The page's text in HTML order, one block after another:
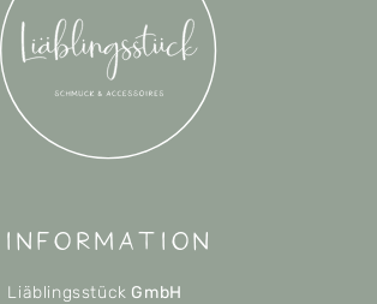
Information
Liäblingsstück GmbH